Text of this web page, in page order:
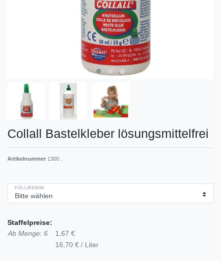
Collall Bastelkleber lösungsmittelfrei
Artikelnummer 1300..
FÜLLMENGE
Staffelpreise:
Ab Menge: 6
1,67 €
16,70 € / Liter